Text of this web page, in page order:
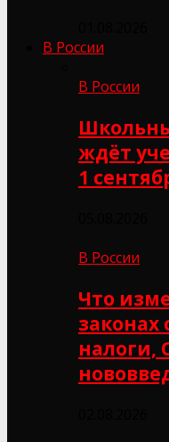
В России
В России
ждёт
1
В России
Что
законах
налоги,